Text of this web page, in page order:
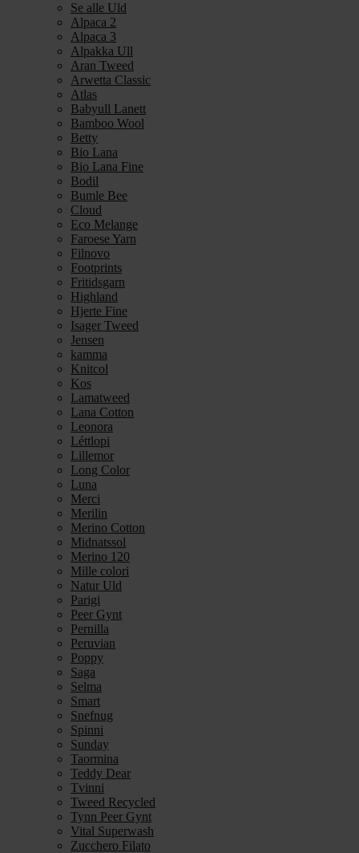
Se alle Uld
Alpaca 2
Alpaca 3
Alpakka Ull
Aran Tweed
Arwetta Classic
Atlas
Babyull Lanett
Bamboo Wool
Betty
Bio Lana
Bio Lana Fine
Bodil
Bumle Bee
Cloud
Eco Melange
Faroese Yarn
Filnovo
Footprints
Fritidsgarn
Highland
Hjerte Fine
Isager Tweed
Jensen
kamma
Knitcol
Kos
Lamatweed
Lana Cotton
Leonora
Léttlopi
Lillemor
Long Color
Luna
Merci
Merilin
Merino Cotton
Midnatssol
Merino 120
Mille colori
Natur Uld
Parigi
Peer Gynt
Pernilla
Peruvian
Poppy
Saga
Selma
Smart
Snefnug
Spinni
Sunday
Taormina
Teddy Dear
Tvinni
Tweed Recycled
Tynn Peer Gynt
Vital Superwash
Zucchero Filato